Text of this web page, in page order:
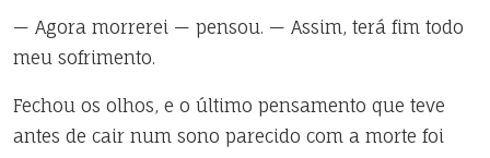
— Agora morrerei — pensou. — Assim, terá fim todo
meu sofrimento.
Fechou os olhos, e o último pensamento que teve
antes de cair num sono parecido com a morte foi